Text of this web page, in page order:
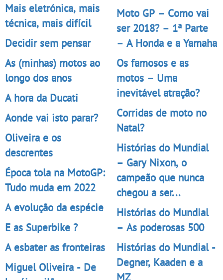
Mais eletrónica, mais
técnica, mais difícil
Decidir sem pensar
As (minhas) motos ao
longo dos anos
A hora da Ducati
Aonde vai isto parar?
Oliveira e os
descrentes
Época tola na MotoGP:
Tudo muda em 2022
A evolução da espécie
E as Superbike ?
A esbater as fronteiras
Miguel Oliveira - De
Moto GP – Como vai
ser 2018? – 1ª Parte
– A Honda e a Yamaha
Os famosos e as
motos – Uma
inevitável atração?
Corridas de moto no
Natal?
Histórias do Mundial
– Gary Nixon, o
campeão que nunca
chegou a ser...
Histórias do Mundial
– As poderosas 500
Histórias do Mundial -
Degner, Kaaden e a
MZ